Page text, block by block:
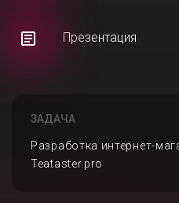
Презентация
ЗАДАЧА
Разработка интернет-
Teataster.pro